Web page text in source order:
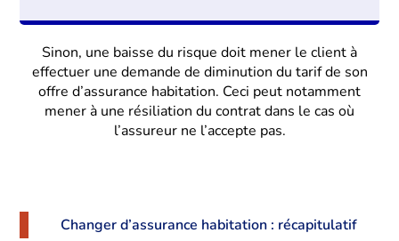
Sinon, une baisse du risque doit mener le client à
effectuer une demande de diminution du tarif de son
offre d’assurance habitation. Ceci peut notamment
mener à une résiliation du contrat dans le cas où
l’assureur ne l’accepte pas.
Changer d’assurance habitation : récapitulatif